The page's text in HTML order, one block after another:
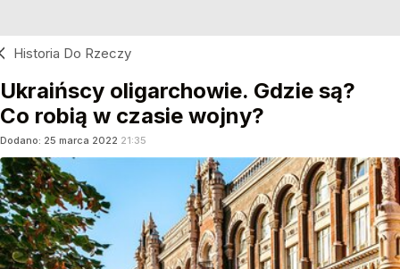
Historia Do Rzeczy
Ukraińscy oligarchowie. Gdzie są?
Co robią w czasie wojny?
Dodano: 25 marca 2022 21:35